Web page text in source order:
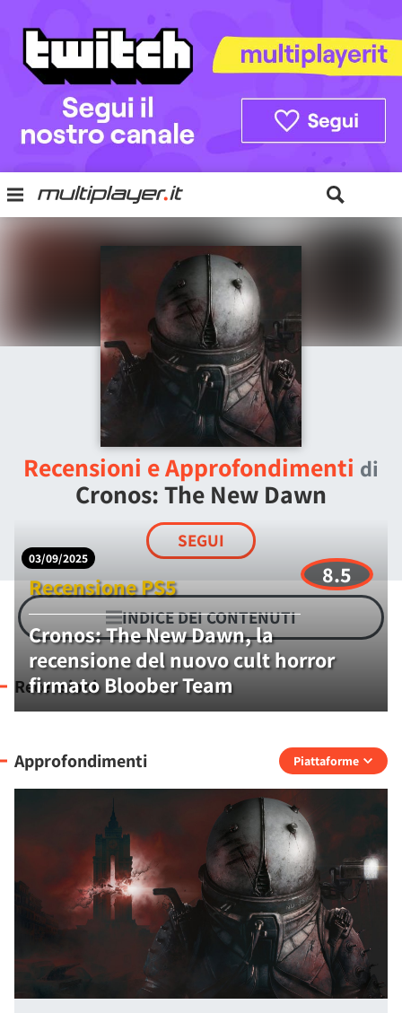
Recensioni e Approfondimenti di
Cronos: The New Dawn
SEGUI
INDICE DEI CONTENUTI
Recensioni
03/09/2025
Recensione PS5 8.5
Cronos: The New Dawn, la
recensione del nuovo cult horror
firmato Bloober Team
Approfondimenti Piattaforme